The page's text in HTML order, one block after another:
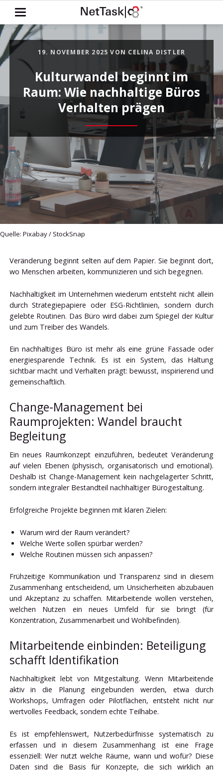
19. NOVEMBER 2025 VON CELINA DISTLER
Kulturwandel beginnt im
Raum: Wie nachhaltige Büros
Verhalten prägen
Quelle: Pixabay / StockSnap
Veränderung beginnt selten auf dem Papier. Sie beginnt dort,
wo Menschen arbeiten, kommunizieren und sich begegnen.
Nachhaltigkeit im Unternehmen wiederum entsteht nicht allein
durch Strategiepapiere oder ESG-Richtlinien, sondern durch
gelebte Routinen. Das Büro wird dabei zum Spiegel der Kultur
und zum Treiber des Wandels.
Ein nachhaltiges Büro ist mehr als eine grüne Fassade oder
energiesparende Technik. Es ist ein System, das Haltung
sichtbar macht und Verhalten prägt: bewusst, inspirierend und
gemeinschaftlich.
Change-Management bei
Raumprojekten: Wandel braucht
Begleitung
Ein neues Raumkonzept einzuführen, bedeutet Veränderung
auf vielen Ebenen (physisch, organisatorisch und emotional).
Deshalb ist Change-Management kein nachgelagerter Schritt,
sondern integraler Bestandteil nachhaltiger Bürogestaltung.
Erfolgreiche Projekte beginnen mit klaren Zielen:
Warum wird der Raum verändert?
Welche Werte sollen spürbar werden?
Welche Routinen müssen sich anpassen?
Frühzeitige Kommunikation und Transparenz sind in diesem
Zusammenhang entscheidend, um Unsicherheiten abzubauen
und Akzeptanz zu schaffen. Mitarbeitende wollen verstehen,
welchen Nutzen ein neues Umfeld für sie bringt (für
Konzentration, Zusammenarbeit und Wohlbefinden).
Mitarbeitende einbinden: Beteiligung
schafft Identifikation
Nachhaltigkeit lebt von Mitgestaltung. Wenn Mitarbeitende
aktiv in die Planung eingebunden werden, etwa durch
Workshops, Umfragen oder Pilotflächen, entsteht nicht nur
wertvolles Feedback, sondern echte Teilhabe.
Es ist empfehlenswert, Nutzerbedürfnisse systematisch zu
erfassen und in diesem Zusammenhang ist eine Frage
essenziell: Wer nutzt welche Räume, wann und wofür? Diese
Daten sind die Basis für Konzepte, die sich wirklich an